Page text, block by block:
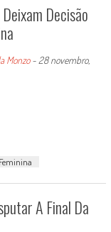
Decisão
Monzo- 28 novembro,
A Final Da